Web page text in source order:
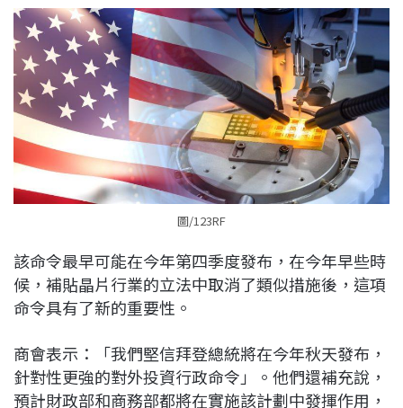
圖/123RF
該命令最早可能在今年第四季度發布，在今年早些時
候，補貼晶片行業的立法中取消了類似措施後，這項
命令具有了新的重要性。
商會表示：「我們堅信拜登總統將在今年秋天發布，
針對性更強的對外投資行政命令」。他們還補充說，
預計財政部和商務部都將在實施該計劃中發揮作用，